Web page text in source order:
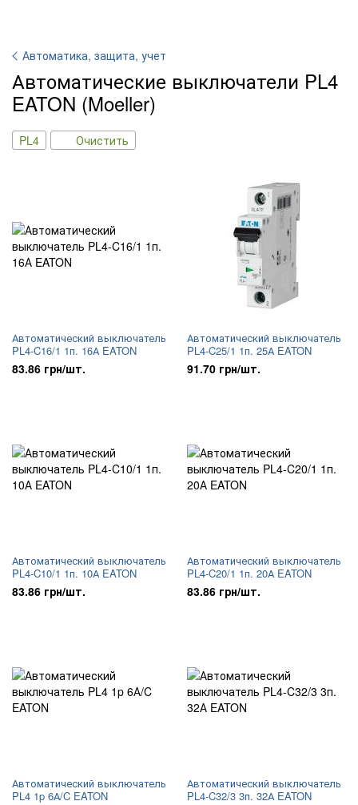
Автоматика, защита, учет
Автоматические выключатели PL4
EATON (Moeller)
PL4 Очистить
Автоматический выключатель
PL4-C16/1 1п. 16А EATON
83.86 грн/шт.
Автоматический выключатель
PL4-C25/1 1п. 25А EATON
91.70 грн/шт.
Автоматический выключатель
PL4-C10/1 1п. 10А EATON
83.86 грн/шт.
Автоматический выключатель
PL4-C20/1 1п. 20А EATON
83.86 грн/шт.
Автоматический выключатель
PL4 1p 6А/C EATON
Автоматический выключатель
PL4-C32/3 3п. 32А EATON